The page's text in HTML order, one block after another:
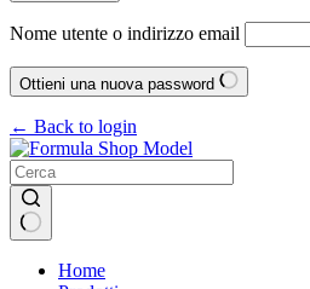
Nome utente o indirizzo email
Ottieni una nuova password
← Back to login
risultatoHome